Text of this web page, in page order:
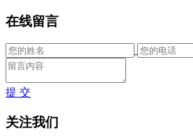
在线留言
提 交
关注我们